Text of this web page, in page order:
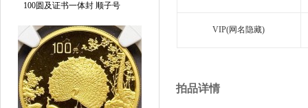
100圆及证书一体封 顺子号
VIP(网名隐藏)
拍品详情